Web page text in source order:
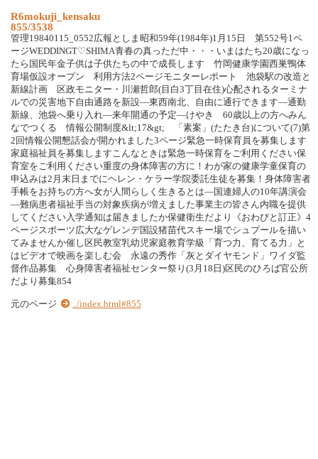
R6mokuji_kensaku
855/3538
管理19840115_0552広報としま昭和59年(1984年)1月15日 第552号1ペ
ージWEDDINGT♡SHIMA青春の真っただ中・・・いまはたち20歳になっ
たら国民年金子供は子供たちの中で成長します 竹岡健康学園西巣鴨体
育場仮設オープン 利用方法2ページモニターレポート 池袋駅の改造と
新線計画 区政モニター・川瀬哲郎(目白3丁目在住)心配されるターミナ
ルでの災害地下自由通路を新設―東西南北、自由に通行できます―通勤
新線、池袋へ乗り入れ―来年開通の予定―けやき 60歳以上の方へみん
なでつくる 情報公開制度&lt;17&gt; 「素案」(たたき台)について(7)第
2回情報公開懇話会が開かれました3ページ緊急一時保育員を募集します
家庭福祉員を募集しますこんなときは緊急一時保育をご利用ください保
育室をご利用ください重度の身体障害の方に！わが家の健康学童保育の
申込みは2月末日までにヘレン・ケラー学院委託生徒を募集！身体障害者
手帳をお持ちの方へ女が人間らしく生きるとは―国連婦人の10年講演会
―難病患者福祉手当の対象疾病が増えました事業主の皆さん内職を提供
してください入学通知は届きましたか保健衛生だより《おわびと訂正》4
ページスポーツ広大なゲレンデ国設猪苗代スキー場でシュプールを描い
てみませんか催し区民教室乳幼児家庭教育学級「育つ力、育てる力」と
はビデオで映画を楽しむ会 永遠の秀作「灰とダイヤモンド」ワイダ監
督作品募集 心身障害者福祉センター祭り(3月18日)区民のひろば官公所
だより募集854
元のページ ../index.html#855